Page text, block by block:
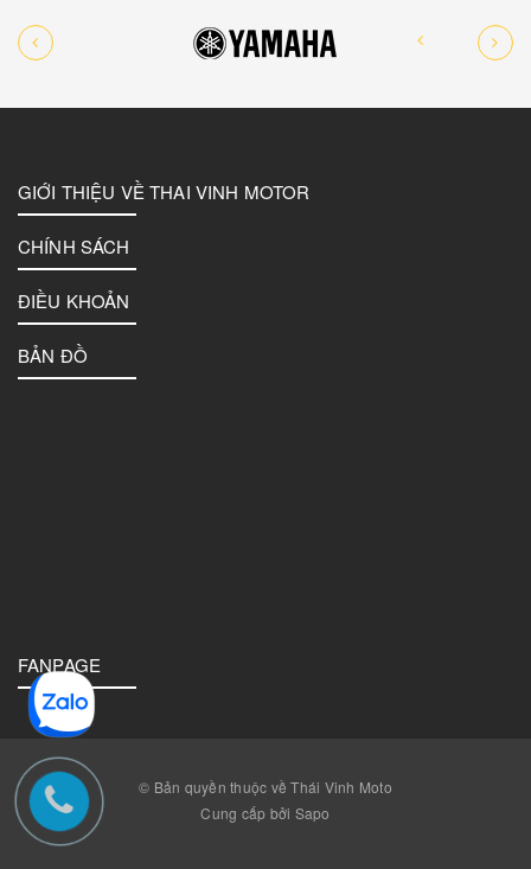
GIỚI THIỆU VỀ THAI VINH MOTOR
CHÍNH SÁCH
ĐIỀU KHOẢN
BẢN ĐỒ
FANPAGE
© Bản quyền thuộc về Thái Vinh Moto
Cung cấp bởi Sapo